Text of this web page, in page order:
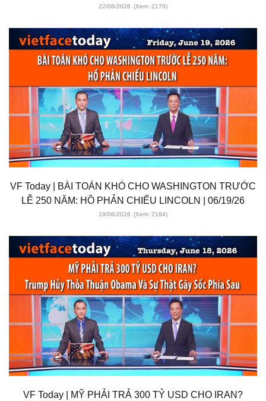
22/06/2026 (Xem: 2170)
VF Today | BÀI TOÁN KHÓ CHO WASHINGTON TRƯỚC
LỄ 250 NĂM: HỒ PHẢN CHIẾU LINCOLN | 06/19/26
19/06/2026 (Xem: 2184)
VF Today | MỸ PHẢI TRẢ 300 TỶ USD CHO IRAN?